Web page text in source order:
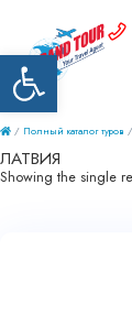
Открыть панель
/ Полный каталог туров /
ЛАТВИЯ
Showing the single